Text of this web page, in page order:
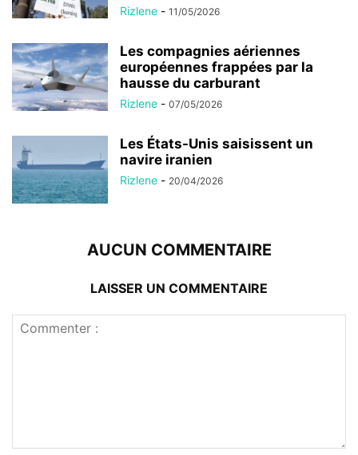
Rizlene - 11/05/2026
Les compagnies aériennes
européennes frappées par la
hausse du carburant
Rizlene - 07/05/2026
Les États-Unis saisissent un
navire iranien
Rizlene - 20/04/2026
AUCUN COMMENTAIRE
LAISSER UN COMMENTAIRE